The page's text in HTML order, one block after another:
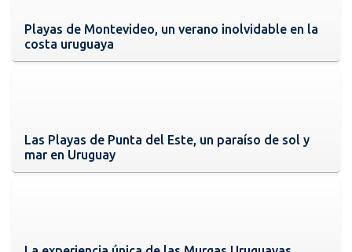
Playas de Montevideo, un verano inolvidable en la
costa uruguaya
Las Playas de Punta del Este, un paraíso de sol y
mar en Uruguay